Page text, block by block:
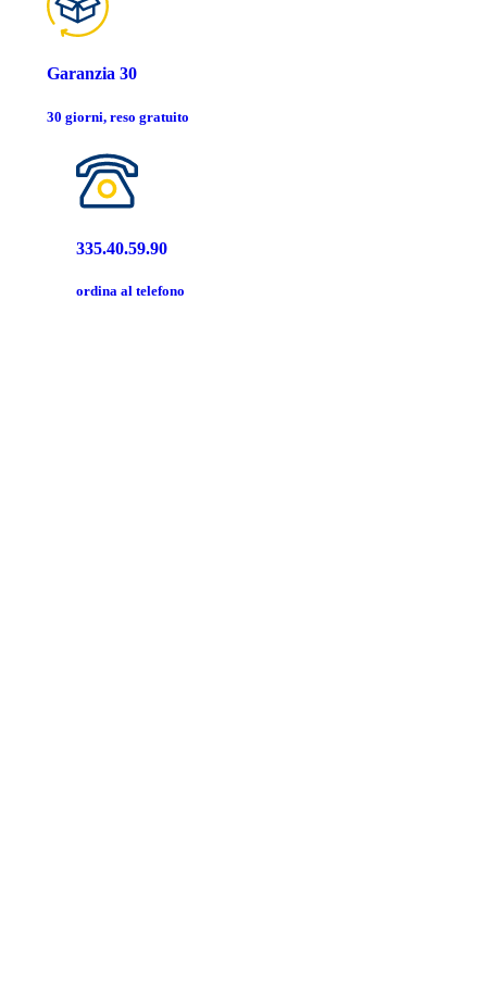
Garanzia 30
30 giorni, reso gratuito
335.40.59.90
ordina al telefono